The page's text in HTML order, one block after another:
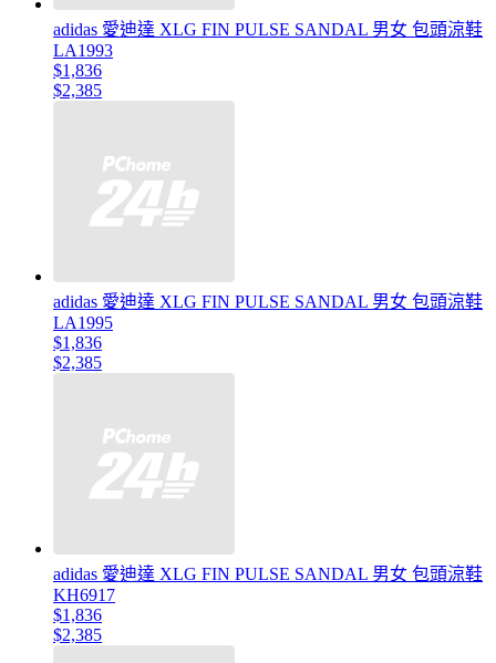
adidas 愛迪達 XLG FIN PULSE SANDAL 男女 包頭涼鞋
LA1993
$1,836
$2,385
adidas 愛迪達 XLG FIN PULSE SANDAL 男女 包頭涼鞋
LA1995
$1,836
$2,385
adidas 愛迪達 XLG FIN PULSE SANDAL 男女 包頭涼鞋
KH6917
$1,836
$2,385